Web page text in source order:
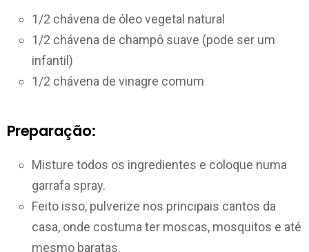
1/2 chávena de óleo vegetal natural
1/2 chávena de champô suave (pode ser um
infantil)
1/2 chávena de vinagre comum
Preparação:
Misture todos os ingredientes e coloque numa
garrafa spray.
Feito isso, pulverize nos principais cantos da
casa, onde costuma ter moscas, mosquitos e até
mesmo baratas.